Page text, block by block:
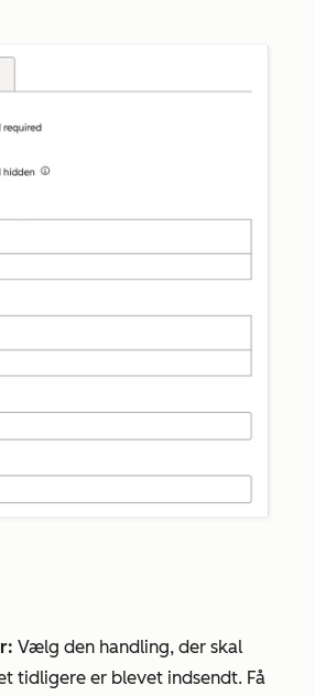
Vælg den handling, der skal
tidligere er blevet indsendt. Få